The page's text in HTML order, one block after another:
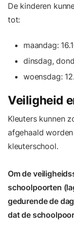
De kinderen
tot:
maandag:
dinsdag,
woensdag:
Veiligheid
Kleuters kunnen
afgehaald
kleuterschool.
Om de
schoolpoorten
gedurende de
dat de